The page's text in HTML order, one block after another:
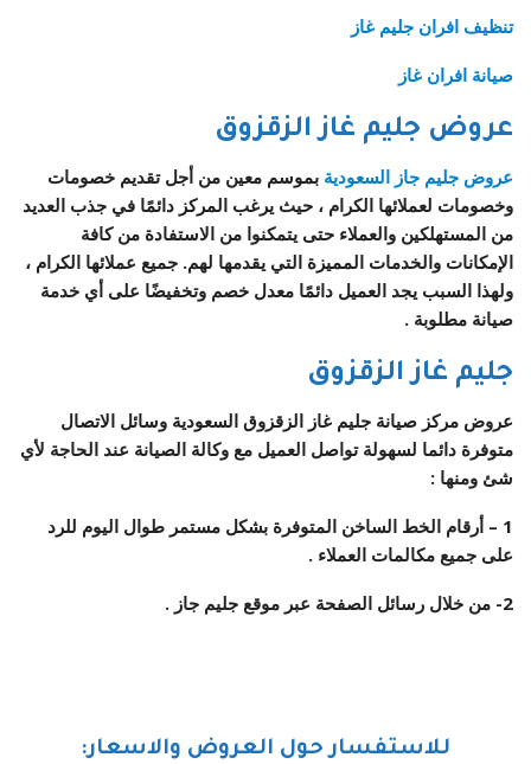
تنظيف افران جليم غاز
صيانة افران غاز
عروض جليم غاز الزقزوق
عروض جليم جاز السعودية بموسم معين من أجل تقديم خصومات
وخصومات لعملائها الكرام ، حيث يرغب المركز دائمًا في جذب العديد
من المستهلكين والعملاء حتى يتمكنوا من الاستفادة من كافة
الإمكانات والخدمات المميزة التي يقدمها لهم. جميع عملائها الكرام ،
ولهذا السبب يجد العميل دائمًا معدل خصم وتخفيضًا على أي خدمة
صيانة مطلوبة .
جليم غاز الزقزوق
عروض مركز صيانة جليم غاز الزقزوق السعودية وسائل الاتصال
متوفرة دائما لسهولة تواصل العميل مع وكالة الصيانة عند الحاجة لأي
شئ ومنها :
1 – أرقام الخط الساخن المتوفرة بشكل مستمر طوال اليوم للرد
على جميع مكالمات العملاء .
2- من خلال رسائل الصفحة عبر موقع جليم جاز .
للاستفسار حول العروض والاسعار: